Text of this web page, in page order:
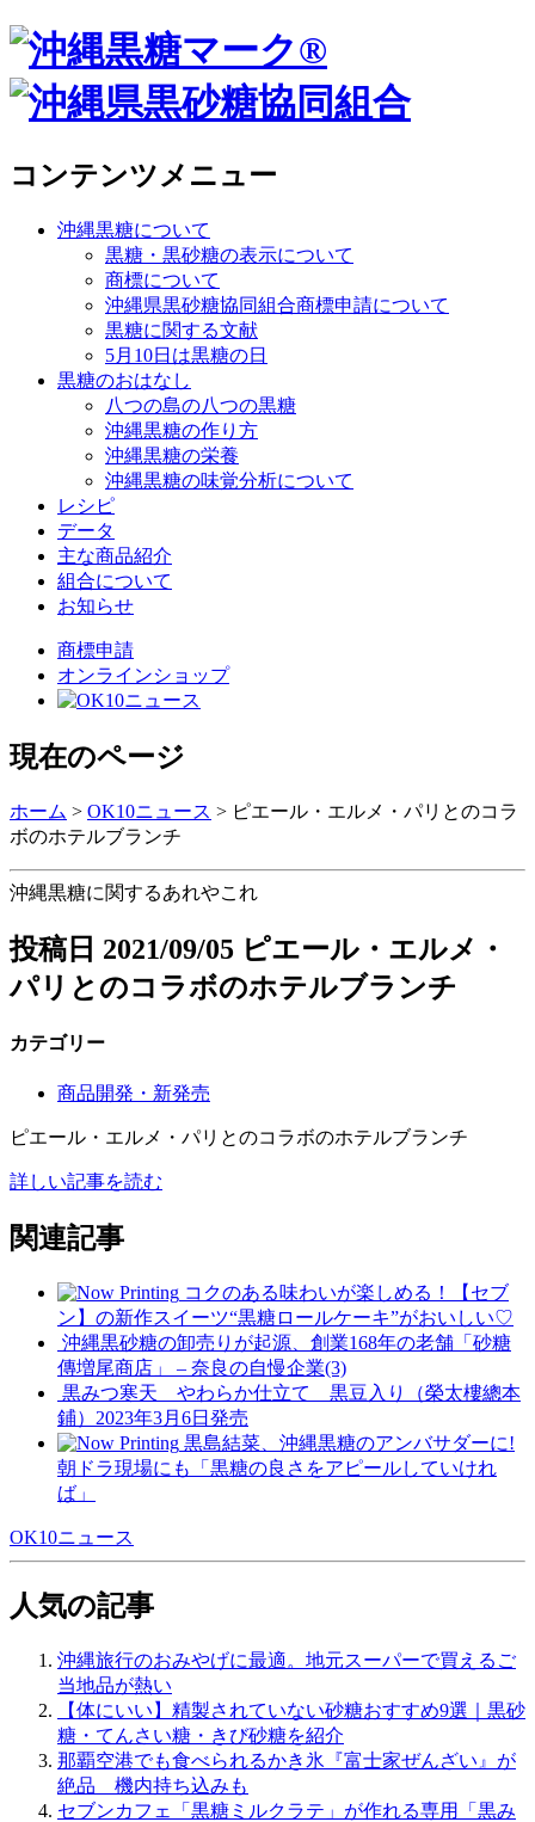
コンテンツメニュー
沖縄黒糖について
黒糖・黒砂糖の表示について
商標について
沖縄県黒砂糖協同組合商標申請について
黒糖に関する文献
5月10日は黒糖の日
黒糖のおはなし
八つの島の八つの黒糖
沖縄黒糖の作り方
沖縄黒糖の栄養
沖縄黒糖の味覚分析について
レシピ
データ
主な商品紹介
組合について
お知らせ
商標申請
オンラインショップ
現在のページ
ホーム > OK10ニュース > ピエール・エルメ・パリとのコラ
ボのホテルブランチ
沖縄黒糖に関するあれやこれ
投稿日 2021/09/05 ピエール・エルメ・
パリとのコラボのホテルブランチ
カテゴリー
商品開発・新発売
ピエール・エルメ・パリとのコラボのホテルブランチ
詳しい記事を読む
関連記事
コクのある味わいが楽しめる！【セブ
ン】の新作スイーツ“黒糖ロールケーキ”がおいしい♡
沖縄黒砂糖の卸売りが起源、創業168年の老舗「砂糖
傳増尾商店」 – 奈良の自慢企業(3)
黒みつ寒天 やわらか仕立て 黒豆入り（榮太樓總本
鋪）2023年3月6日発売
黒島結菜、沖縄黒糖のアンバサダーに!
朝ドラ現場にも「黒糖の良さをアピールしていけれ
ば」
OK10ニュース
人気の記事
沖縄旅行のおみやげに最適。地元スーパーで買えるご
当地品が熱い
【体にいい】精製されていない砂糖おすすめ9選｜黒砂
糖・てんさい糖・きび砂糖を紹介
那覇空港でも食べられるかき氷『富士家ぜんざい』が
絶品 機内持ち込みも
セブンカフェ「黒糖ミルクラテ」が作れる専用「黒み